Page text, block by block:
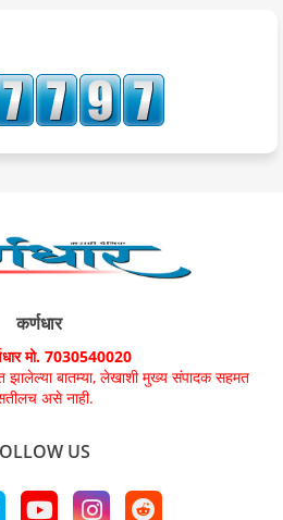
कर्णधार
मो. 7030540020
झालेल्या बातम्या, लेखाशी मुख्य संपादक सहमत
असे नाही.
US